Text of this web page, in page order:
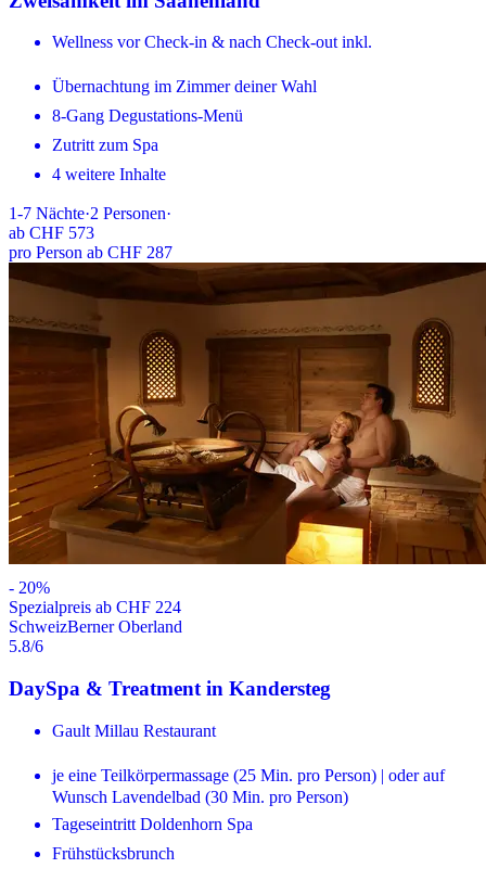
Wellness vor Check-in & nach Check-out inkl.
Übernachtung im Zimmer deiner Wahl
8-Gang Degustations-Menü
Zutritt zum Spa
4 weitere Inhalte
1-7 Nächte·2 Personen·
ab CHF 573
pro Person ab CHF 287
- 20%
Spezialpreis ab CHF 224
SchweizBerner Oberland
5.8/6
DaySpa & Treatment in Kandersteg
Gault Millau Restaurant
je eine Teilkörpermassage (25 Min. pro Person) | oder auf
Wunsch Lavendelbad (30 Min. pro Person)
Tageseintritt Doldenhorn Spa
Frühstücksbrunch